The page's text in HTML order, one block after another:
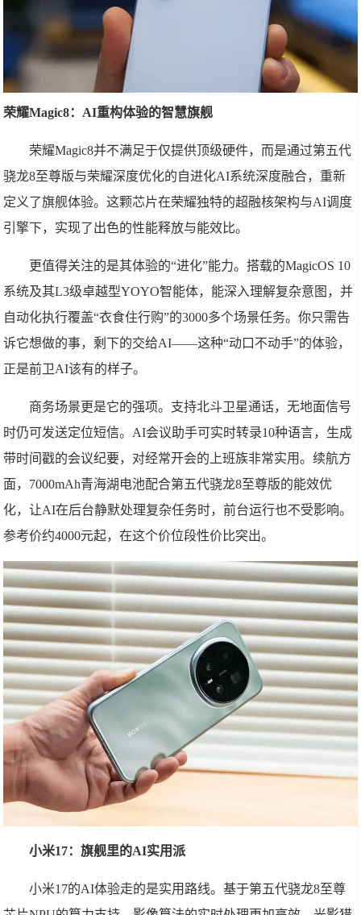
荣耀Magic8：AI重构体验的智慧旗舰
荣耀Magic8并不满足于仅提供顶级硬件，而是通过第五代
骁龙8至尊版与荣耀深度优化的自进化AI系统深度融合，重新
定义了旗舰体验。这颗芯片在荣耀独特的超融核架构与AI调度
引擎下，实现了出色的性能释放与能效比。
更值得关注的是其体验的“进化”能力。搭载的MagicOS 10
系统及其L3级卓越型YOYO智能体，能深入理解复杂意图，并
自动化执行覆盖“衣食住行购”的3000多个场景任务。你只需告
诉它想做的事，剩下的交给AI——这种“动口不动手”的体验，
正是前卫AI该有的样子。
商务场景更是它的强项。支持北斗卫星通话，无地面信号
时仍可发送定位短信。AI会议助手可实时转录10种语言，生成
带时间戳的会议纪要，对经常开会的上班族非常实用。续航方
面，7000mAh青海湖电池配合第五代骁龙8至尊版的能效优
化，让AI在后台静默处理复杂任务时，前台运行也不受影响。
参考价约4000元起，在这个价位段性价比突出。
小米17：旗舰里的AI实用派
小米17的AI体验走的是实用路线。基于第五代骁龙8至尊